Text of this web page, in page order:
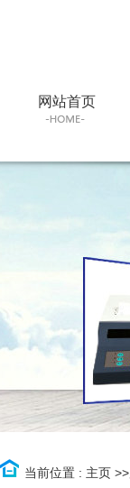
网站首页
当前位置 : 主页 >>